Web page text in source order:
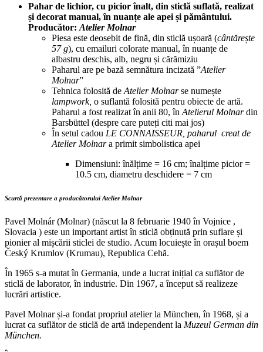
Pahar de lichior, cu picior înalt, din sticlă suflată, realizat
și decorat manual, în nuanțe ale apei și pământului.
Producător: Atelier Molnar
Piesa este deosebit de fină, din sticlă ușoară (cântărește
57 g), cu emailuri colorate manual, în nuanțe de
albastru deschis, alb, negru și cărămiziu
Paharul are pe bază semnătura incizată ”Atelier
Molnar”
Tehnica folosită de Atelier Molnarse numește
lampwork, o suflantă folosită pentru obiecte de artă.
Paharul a fost realizat în anii 80, în Atelierul Molnardin
Barsbüttel (despre care puteți citi mai jos)
În setul cadou LE CONNAISSEUR, paharul creat de
Atelier Molnara primit simbolistica apei
Dimensiuni: înălțime = 16 cm; înalțime picior =
10.5 cm, diametru deschidere = 7 cm
Scurtă prezentare a producătorului Atelier Molnar
Pavel Molnár (Molnar) (născut la 8 februarie 1940 în Vojnice ,
Slovacia ) este un important artist în sticlă obținută prin suflare și
pionier al mișcării sticlei de studio. Acum locuiește în orașul boem
Český Krumlov (Krumau), Republica Cehă.
În 1965 s-a mutat în Germania, unde a lucrat inițial ca suflător de
sticlă de laborator, în industrie. Din 1967, a început să realizeze
lucrări artistice.
Pavel Molnar și-a fondat propriul atelier la München, în 1968, și a
lucrat ca suflător de sticlă de artă independent la Muzeul German din
München.